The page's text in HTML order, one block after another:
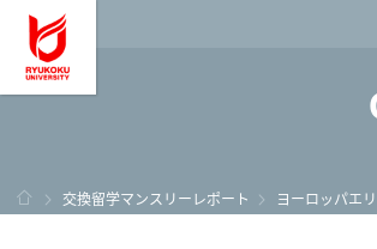
龍谷大
ホーム
交換留学マンスリーレポート ヨーロッパエ